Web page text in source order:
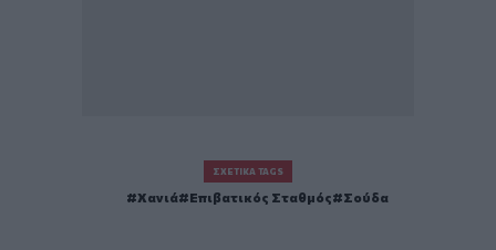
ΣΧΕΤΙΚΆ TAGS
Χανιά Επιβατικός Σταθμός Σούδα